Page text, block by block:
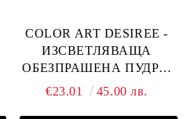
COLOR ART DESIREE -
ИЗСВЕТЛЯВАЩА
ОБЕЗПРАШЕНА ПУДРА/
БЛОНДОР/ - ЛИЛАВ 9+
€23.01 45.00 лв.